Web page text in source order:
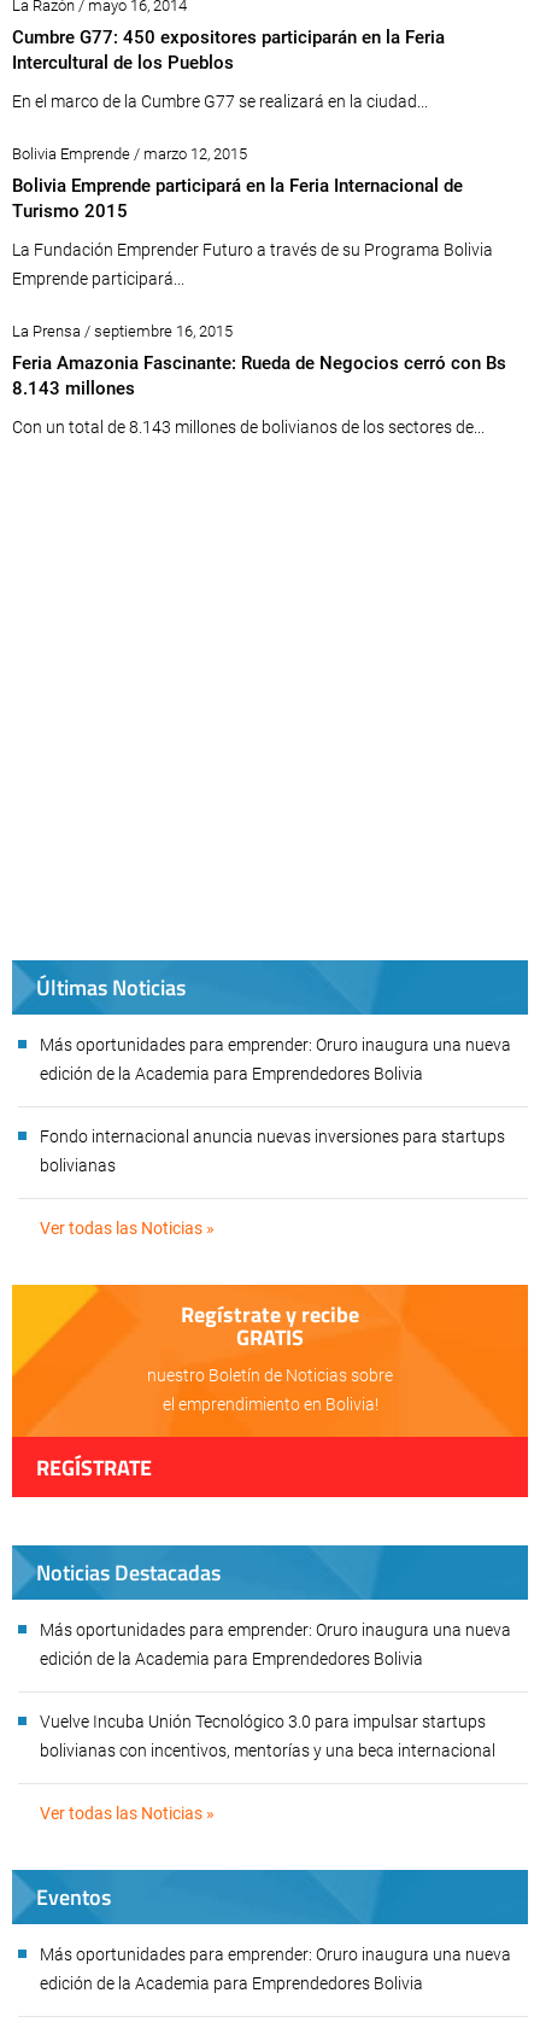
La Razón / mayo 16, 2014
Cumbre G77: 450 expositores participarán en la Feria
Intercultural de los Pueblos
En el marco de la Cumbre G77 se realizará en la ciudad...
Bolivia Emprende / marzo 12, 2015
Bolivia Emprende participará en la Feria Internacional de
Turismo 2015
La Fundación Emprender Futuro a través de su Programa Bolivia
Emprende participará...
La Prensa / septiembre 16, 2015
Feria Amazonia Fascinante: Rueda de Negocios cerró con Bs
8.143 millones
Con un total de 8.143 millones de bolivianos de los sectores de...
Últimas Noticias
Más oportunidades para emprender: Oruro inaugura una nueva
edición de la Academia para Emprendedores Bolivia
Fondo internacional anuncia nuevas inversiones para startups
bolivianas
Ver todas las Noticias »
Regístrate y recibe
GRATIS
nuestro Boletín de Noticias sobre
el emprendimiento en Bolivia!
REGÍSTRATE
Noticias Destacadas
Más oportunidades para emprender: Oruro inaugura una nueva
edición de la Academia para Emprendedores Bolivia
Vuelve Incuba Unión Tecnológico 3.0 para impulsar startups
bolivianas con incentivos, mentorías y una beca internacional
Ver todas las Noticias »
Eventos
Más oportunidades para emprender: Oruro inaugura una nueva
edición de la Academia para Emprendedores Bolivia